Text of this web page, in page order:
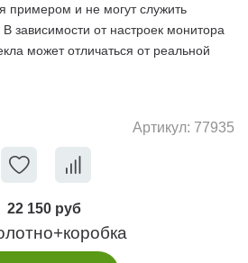
примером и не могут служить
зависимости от настроек монитора
может отличаться от реальной
Артикул: 77935
22 150 руб